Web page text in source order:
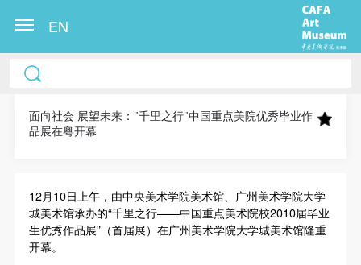
EN
面向社会 展望未来："千里之行"中国重点美院优秀毕业作
品展在粤开幕
12月 10日上午，由中央美术学院美术馆、广州美术学院大学
城美术馆承办的“千里之行——中国重点美术院校2010届毕业
生优秀作品展”（首届展）在广州美术学院大学城美术馆隆重
开幕。
中央美术学院美术馆出版授权协议书
称“CAFAM”），愿意将本人参与中央美术学院美术馆
公共教育部组织的公益性活动（包括美术馆会员活
作发表、出版。中央美术学院可以以电子、网络及其
它数字媒体形式公开出版，并同意编入《中国知识资
源总库》《中央美术学院资料库》《中央美术学院美
中央美术学院美术馆出版授权协议书
称“CAFAM”），愿意将本人参与中央美术学院美术馆
公共教育部组织的公益性活动（包括美术馆会员活
作发表、出版。中央美术学院可以以电子、网络及其
它数字媒体形式公开出版，并同意编入《中国知识资
源总库》《中央美术学院资料库》《中央美术学院美
中央美术学院美术馆出版授权协议书
称“CAFAM”），愿意将本人参与中央美术学院美术馆
公共教育部组织的公益性活动（包括美术馆会员活
作发表、出版。中央美术学院可以以电子、网络及其
它数字媒体形式公开出版，并同意编入《中国知识资
源总库》《中央美术学院资料库》《中央美术学院美